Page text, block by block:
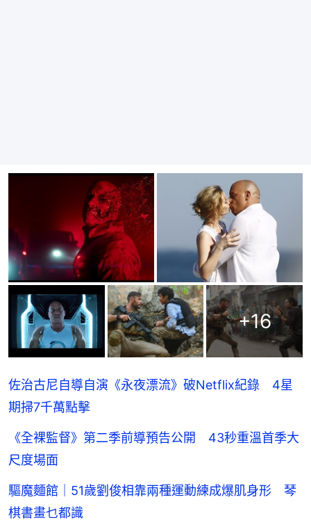
+16
佐治古尼自導自演《永夜漂流》破Netflix紀錄 4星
期掃7千萬點擊
《全裸監督》第二季前導預告公開 43秒重溫首季大
尺度場面
驅魔麵館｜51歲劉俊相靠兩種運動練成爆肌身形 琴
棋書畫乜都識